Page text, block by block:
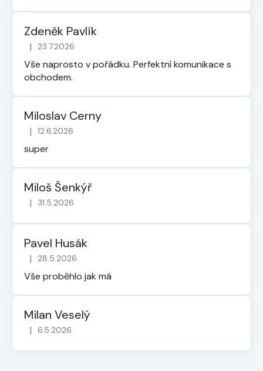
ý
u
Zdeněk Pavlík
Hodnocení obchodu je 5 z 5 hvězdiček.
| 23.7.2026
Vše naprosto v pořádku. Perfektní komunikace s
obchodem.
Miloslav Cerny
Hodnocení obchodu je 5 z 5 hvězdiček.
| 12.6.2026
super
Miloš Šenkýř
Hodnocení obchodu je 5 z 5 hvězdiček.
| 31.5.2026
Pavel Husák
Hodnocení obchodu je 5 z 5 hvězdiček.
| 28.5.2026
Vše proběhlo jak má
Milan Veselý
Hodnocení obchodu je 5 z 5 hvězdiček.
| 6.5.2026